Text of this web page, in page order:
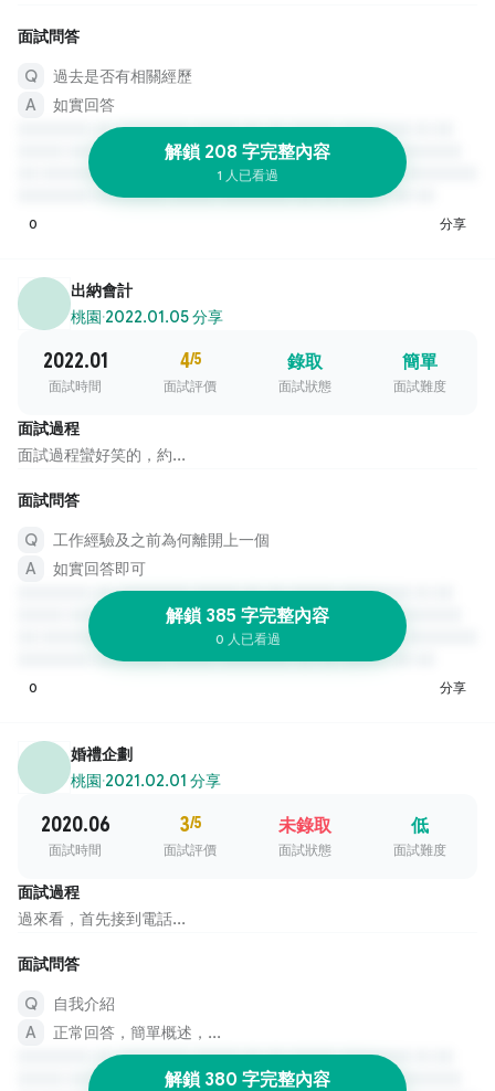
面試問答
過去是否有相關經歷
如實回答
解鎖 208 字完整內容
1 人已看過
0 分享
出納會計
桃園·2022.01.05 分享
2022.01
面試時間
4/5
面試評價
錄取
面試狀態
簡單
面試難度
面試過程
面試過程蠻好笑的，約...
面試問答
工作經驗及之前為何離開上一個
如實回答即可
解鎖 385 字完整內容
0 人已看過
0 分享
婚禮企劃
桃園·2021.02.01 分享
2020.06
面試時間
3/5
面試評價
未錄取
面試狀態
低
面試難度
面試過程
過來看，首先接到電話...
面試問答
自我介紹
正常回答，簡單概述，...
解鎖 380 字完整內容